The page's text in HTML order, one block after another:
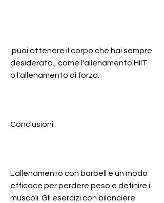
desiderato., come l'allenamento HIIT
o l'allenamento di forza.
Conclusioni
L'allenamento con barbell è un modo
efficace per perdere peso e definire i
muscoli. Gli esercizi con bilanciere